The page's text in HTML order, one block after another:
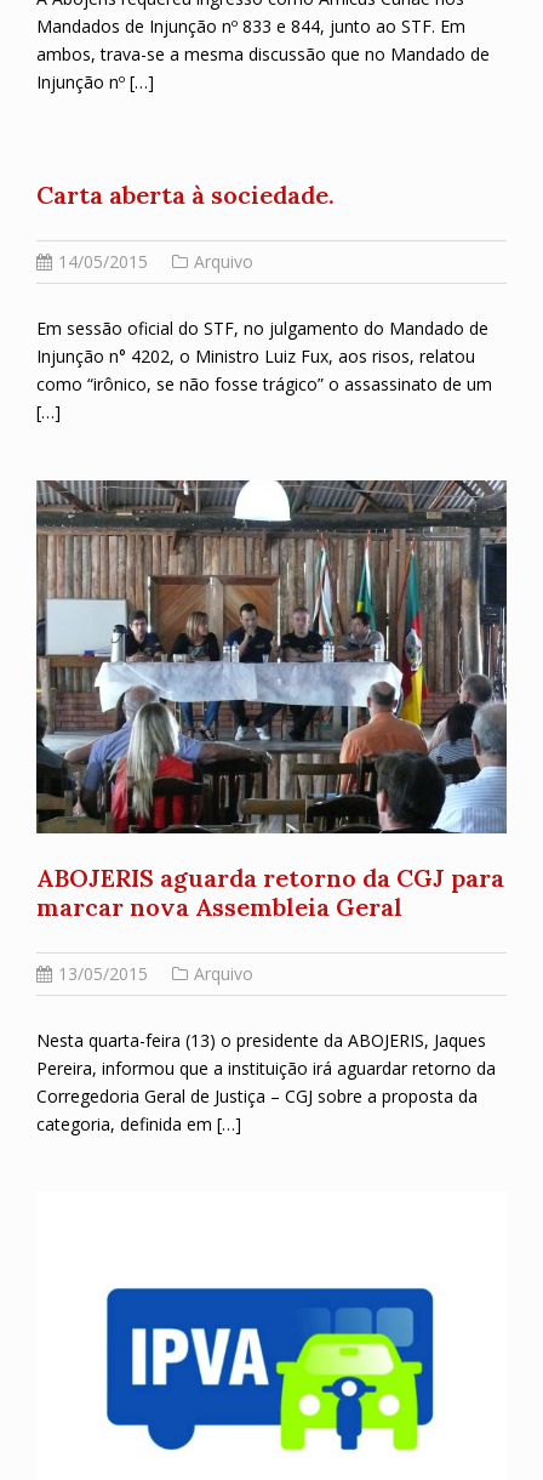
Mandados de Injunção nº 833 e 844, junto ao STF. Em
ambos, trava-se a mesma discussão que no Mandado de
Injunção nº […]
Carta aberta à sociedade.
14/05/2015 Arquivo
Em sessão oficial do STF, no julgamento do Mandado de
Injunção n° 4202, o Ministro Luiz Fux, aos risos, relatou
como “irônico, se não fosse trágico” o assassinato de um
[…]
ABOJERIS aguarda retorno da CGJ para
marcar nova Assembleia Geral
13/05/2015 Arquivo
Nesta quarta-feira (13) o presidente da ABOJERIS, Jaques
Pereira, informou que a instituição irá aguardar retorno da
Corregedoria Geral de Justiça – CGJ sobre a proposta da
categoria, definida em […]